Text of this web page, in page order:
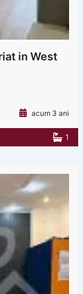
in West
acum 3 ani
1